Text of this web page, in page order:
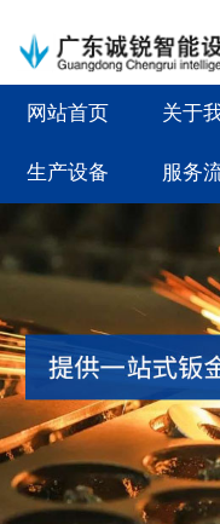
网站首页 关于
生产设备 服务